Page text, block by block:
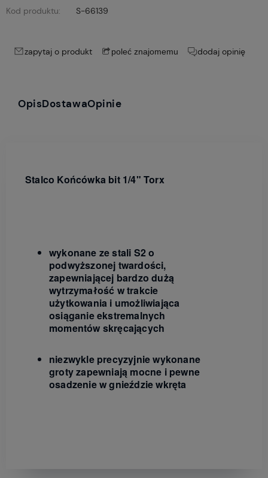
Kod produktu:
S-66139
zapytaj o produkt poleć znajomemu dodaj opinię
OpisDostawaOpinie
Stalco Końcówka bit 1/4" Torx
wykonane ze stali S2 o
podwyższonej twardości,
zapewniającej bardzo dużą
wytrzymałość w trakcie
użytkowania i umożliwiająca
osiąganie ekstremalnych
momentów skręcających
niezwykle precyzyjnie wykonane
groty zapewniają mocne i pewne
osadzenie w gnieździe wkręta